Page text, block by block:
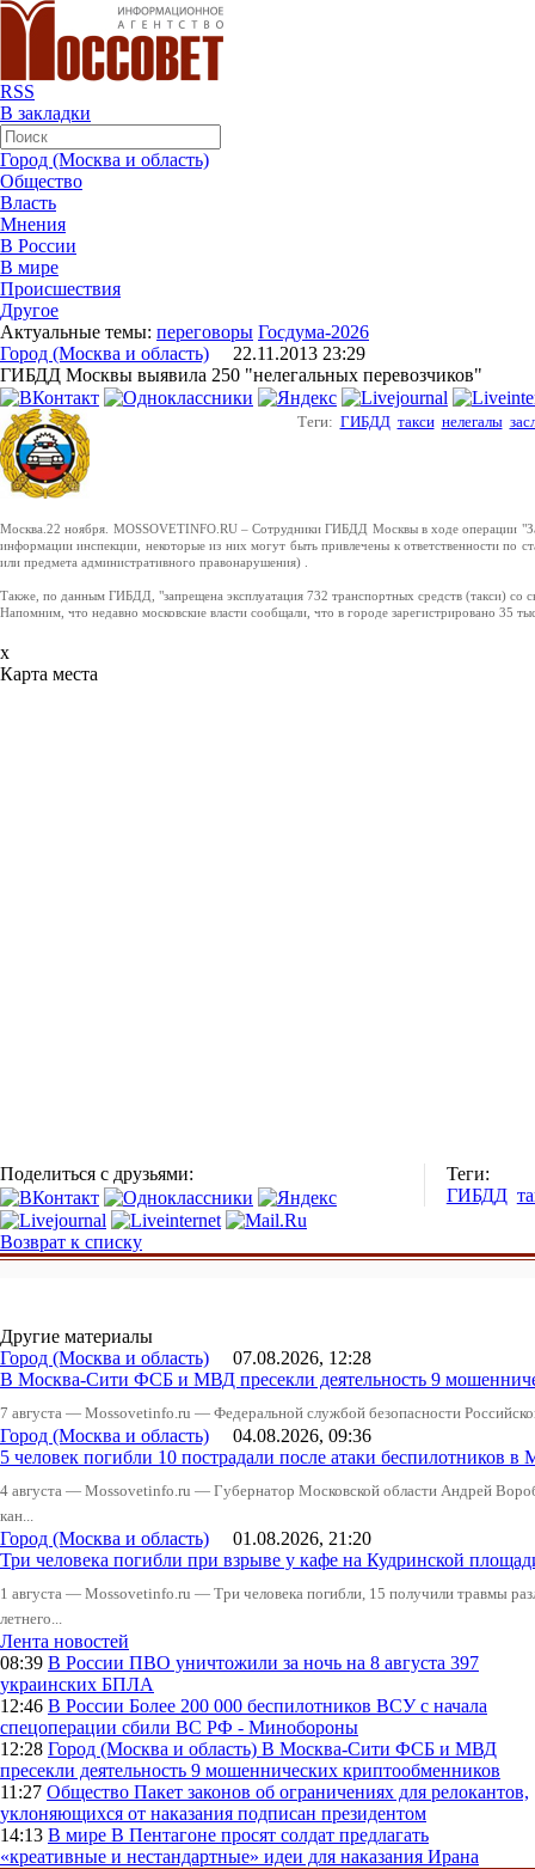
RSS
В закладки
Город (Москва и область)
Общество
Власть
Мнения
В России
В мире
Происшествия
Другое
Актуальные темы: переговоры Госдума-2026
Город (Москва и область) 22.11.2013 23:29
ГИБДД Москвы выявила 250 "нелегальных перевозчиков"
Теги: ГИБДД такси нелегалы
Москва.22 ноября. MOSSOVETINFO.RU – Сотрудники ГИБДД Москвы в ходе операции
информации инспекции, некоторые из них могут быть привлечены к ответственности по
или предмета административного правонарушения) .
Также, по данным ГИБДД, "запрещена эксплуатация 732 транспортных средств (такси) со
Напомним, что недавно московские власти сообщали, что в городе зарегистрировано 35
x
Карта места
Поделиться с друзьями:
Теги:
ГИБДД
Возврат к списку
Другие материалы
Город (Москва и область) 07.08.2026, 12:28
В Москва-Сити ФСБ и МВД пресекли деятельность 9
7 августа — Mossovetinfo.ru — Федеральной службой безопасности
Город (Москва и область) 04.08.2026, 09:36
5 человек погибли 10 пострадали после атаки беспилотников в
4 августа — Mossovetinfo.ru — Губернатор Московской области Андрей
кан...
Город (Москва и область) 01.08.2026, 21:20
Три человека погибли при взрыве у кафе на Кудринской
1 августа — Mossovetinfo.ru — Три человека погибли, 15 получили травмы
летнего...
Лента новостей
08:39 В России ПВО уничтожили за ночь на 8 августа 397
украинских БПЛА
12:46 В России Более 200 000 беспилотников ВСУ с начала
спецоперации сбили ВС РФ - Минобороны
12:28 Город (Москва и область) В Москва-Сити ФСБ и МВД
пресекли деятельность 9 мошеннических криптообменников
11:27 Общество Пакет законов об ограничениях для релокантов,
уклоняющихся от наказания подписан президентом
14:13 В мире В Пентагоне просят солдат предлагать
«креативные и нестандартные» идеи для наказания Ирана